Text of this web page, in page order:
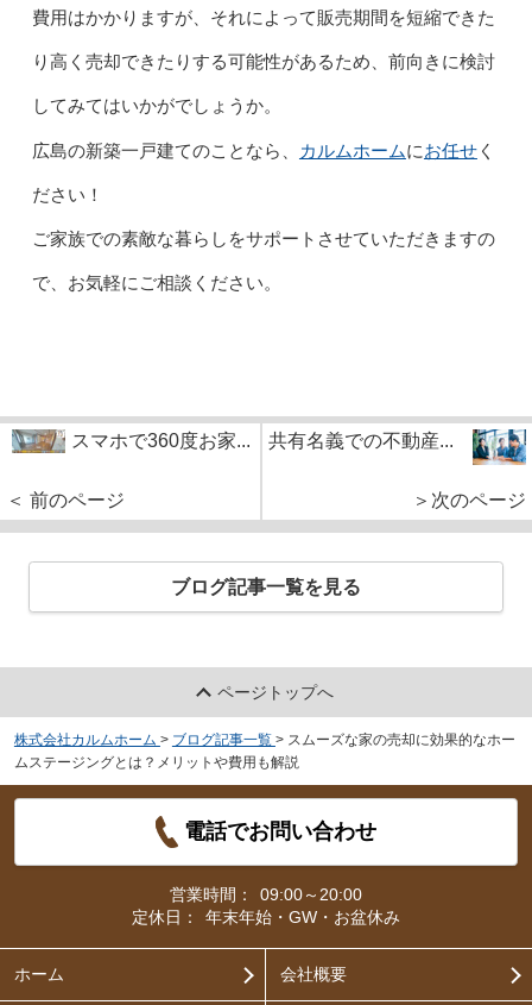
費用はかかりますが、それによって販売期間を短縮できた
り高く売却できたりする可能性があるため、前向きに検討
してみてはいかがでしょうか。
広島の新築一戸建てのことなら、 カルムホームにお任せく
ださい！
ご家族での素敵な暮らしをサポートさせていただきますの
で、お気軽にご相談ください。
スマホで360度お家...
＜ 前のページ
共有名義での不動産...
＞次のページ
ブログ記事一覧を見る
ページトップへ
株式会社カルムホーム > ブログ記事一覧 > スムーズな家の売却に効果的なホー
ムステージングとは？メリットや費用も解説
電話でお問い合わせ
営業時間：
09:00～20:00
定休日：
年末年始・GW・お盆休み
ホーム 会社概要